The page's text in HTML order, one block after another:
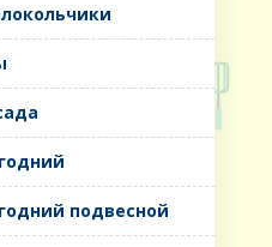
подвесной